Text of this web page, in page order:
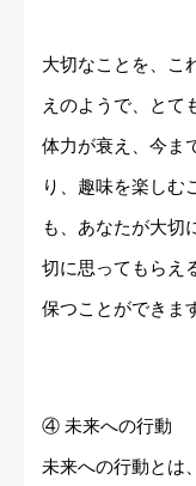
大切なことを、こ
えのようで、とて
体力が衰え、今ま
り、趣味を楽しむ
も、あなたが大切
切に思ってもらえ
保つことができま
④ 未来への行動
未来への行動とは